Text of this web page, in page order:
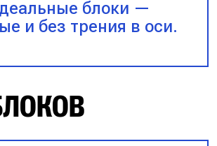
блоки —
и без трения в оси.